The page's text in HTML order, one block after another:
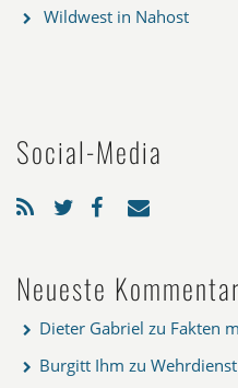
Wildwest in Nahost
Social-Media
Neueste
Dieter Gabriel zu Fakten
Burgitt Ihm zu